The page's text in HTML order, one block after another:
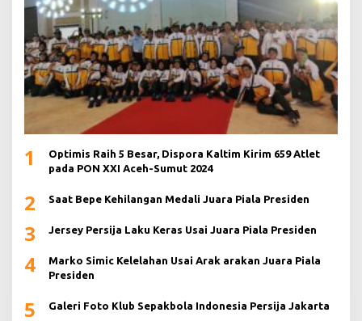
1
Optimis Raih 5 Besar, Dispora Kaltim Kirim 659 Atlet
pada PON XXI Aceh-Sumut 2024
2 Saat Bepe Kehilangan Medali Juara Piala Presiden
3 Jersey Persija Laku Keras Usai Juara Piala Presiden
4
Marko Simic Kelelahan Usai Arak arakan Juara Piala
Presiden
5 Galeri Foto Klub Sepakbola Indonesia Persija Jakarta